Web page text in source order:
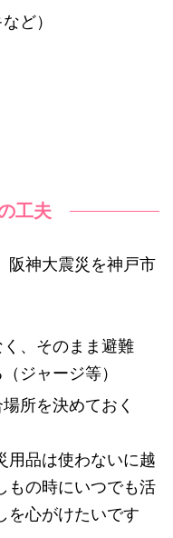
ど）
工夫
阪神大震災を神戸市
、そのまま避難
ジャージ等）
所を決めておく
用品は使わないに越
もの時にいつでも活
を心がけたいです